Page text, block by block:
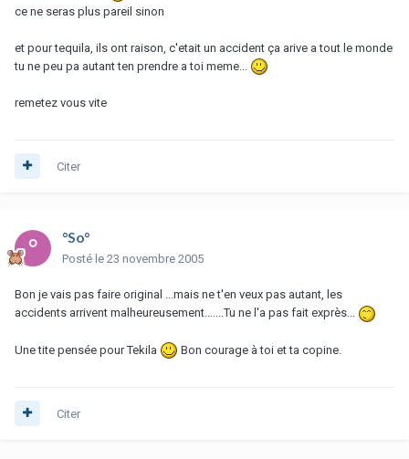
ce ne seras plus pareil sinon
et pour tequila, ils ont raison, c'etait un accident ça arive a tout le monde
tu ne peu pa autant ten prendre a toi meme...
remetez vous vite
Citer
°So°
Posté le 23 novembre 2005
Bon je vais pas faire original ...mais ne t'en veux pas autant, les
accidents arrivent malheureusement.......Tu ne l'a pas fait exprès...
Une tite pensée pour Tekila Bon courage à toi et ta copine.
Citer